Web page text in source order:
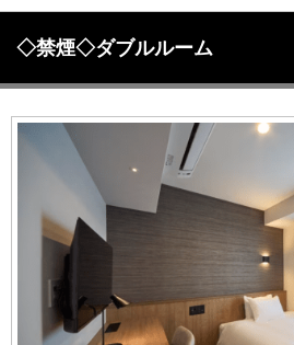
◇禁煙◇ダブルルーム